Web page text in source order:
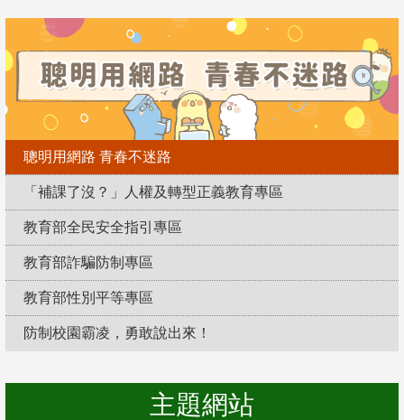
聰明用網路 青春不迷路
「補課了沒？」人權及轉型正義教育專區
教育部全民安全指引專區
教育部詐騙防制專區
教育部性別平等專區
防制校園霸凌，勇敢說出來！
主題網站